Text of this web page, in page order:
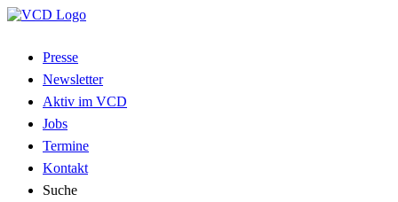
Presse
Newsletter
Aktiv im VCD
Jobs
Termine
Kontakt
Suche